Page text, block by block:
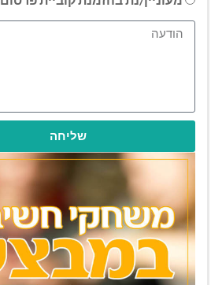
שליחה